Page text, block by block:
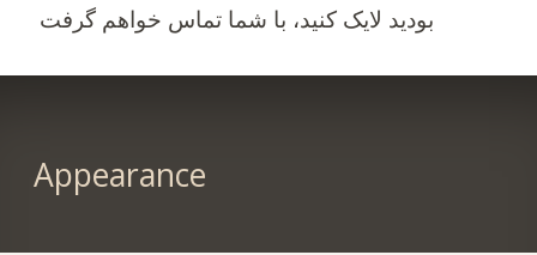
بودید لایک کنید، با شما تماس خواهم گرفت
Appearance